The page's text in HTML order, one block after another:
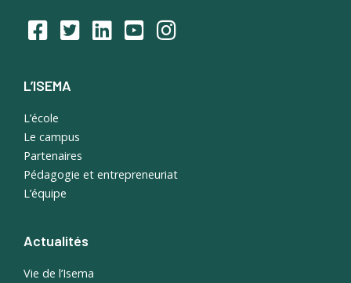
L’ISEMA
L’école
Le campus
Partenaires
Pédagogie et entrepreneuriat
L’équipe
Actualités
Vie de l’Isema